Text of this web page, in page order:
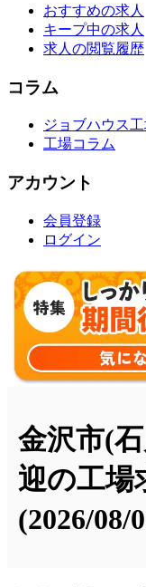
おすすめの求人
キープ中の求人
求人の閲覧履歴
コラム
ジョブハウス
工場コラム
アカウント
会員登録
ログイン
金沢市(
迎の工場
(2026/08/